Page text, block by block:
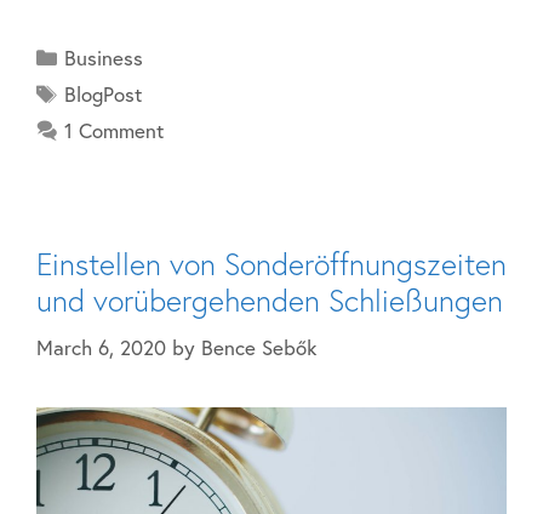
Business
BlogPost
1 Comment
Einstellen von Sonderöffnungszeiten
und vorübergehenden Schließungen
March 6, 2020 by Bence Sebők